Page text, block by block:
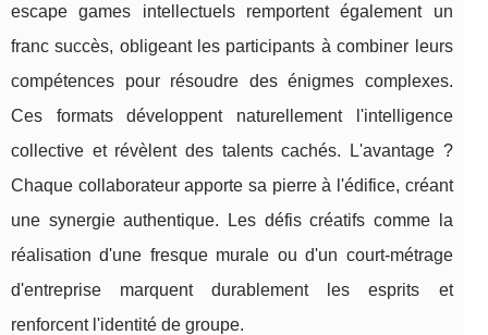
escape games intellectuels remportent également un
franc succès, obligeant les participants à combiner leurs
compétences pour résoudre des énigmes complexes.
Ces formats développent naturellement l'intelligence
collective et révèlent des talents cachés. L'avantage ?
Chaque collaborateur apporte sa pierre à l'édifice, créant
une synergie authentique. Les défis créatifs comme la
réalisation d'une fresque murale ou d'un court-métrage
d'entreprise marquent durablement les esprits et
renforcent l'identité de groupe.